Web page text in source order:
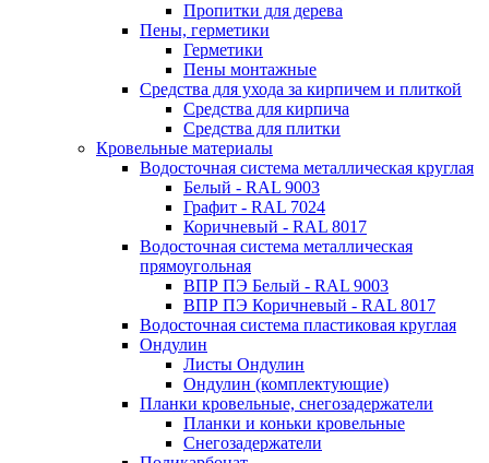
Пропитки для дерева
Пены, герметики
Герметики
Пены монтажные
Средства для ухода за кирпичем и плиткой
Средства для кирпича
Средства для плитки
Кровельные материалы
Водосточная система металлическая круглая
Белый - RAL 9003
Графит - RAL 7024
Коричневый - RAL 8017
Водосточная система металлическая
прямоугольная
ВПР ПЭ Белый - RAL 9003
ВПР ПЭ Коричневый - RAL 8017
Водосточная система пластиковая круглая
Ондулин
Листы Ондулин
Ондулин (комплектующие)
Планки кровельные, снегозадержатели
Планки и коньки кровельные
Снегозадержатели